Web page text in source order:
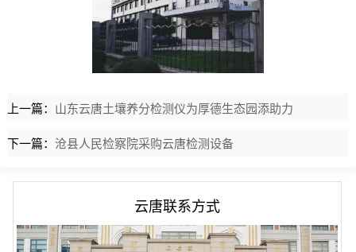
上一篇： 山东云唐土壤养分检测仪为厚德生态园添助力
下一篇： 沧县人民检察院采购云唐检测设备
云唐联系方式